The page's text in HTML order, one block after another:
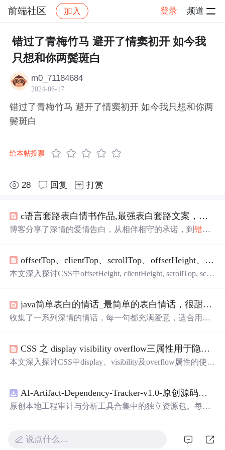
前端社区 加入 登录 频道
社区 前端社区 感慨 帖子详情
错过了青梅竹马 避开了情窦初开 如今我
只想和你两鬓斑白
m0_71184684
2024-06-17
错过了青梅竹马 避开了情窦初开 如今我只想和你两
鬓斑白
给本帖投票
28 回复 打赏
c语言套路表白情书作品,最强表白套路文案，句句浪漫，让你百分百脱单！
博客分享了深情的爱情告白，从相伴相守的承诺，到错过
offsetTop、clientTop、scrollTop、offsetHeight、clientHeight、scrollHeight概念结合图片理解
本文深入探讨CSS中offsetHeight, clientHeight, scrollTop, scrol
作用。
java简单表白的情话_最简单的表白情话，很甜很撩人，脱单必备哦！
收集了一系列深情的情话，每一句都充满爱意，适合用来
CSS 之 display visibility overflow三属性用于隐藏元素的区别
本文深入探讨CSS中display、visibility及overflow属性的使用
verflow:hidden。
AI-Artifact-Dependency-Tracker-v1.0-原创源码与文档.zip
原创本地工程审计与分析工具合集中的独立资源包。每个
README、运行说明、功能清单、MIT License及原创与授
说点什么…